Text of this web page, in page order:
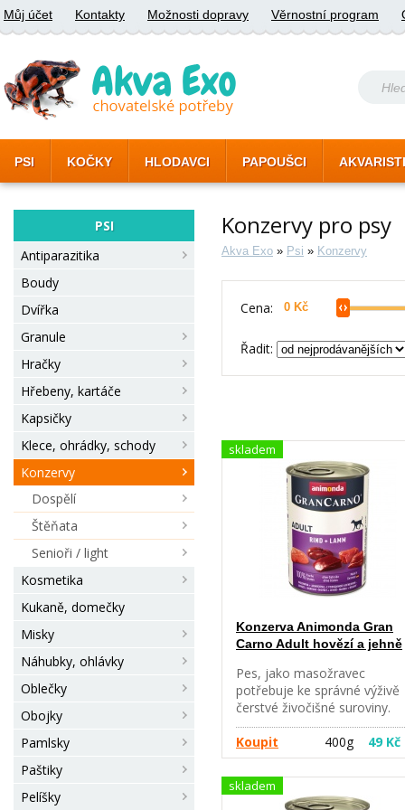
Můj účet Kontakty Možnosti dopravy Věrnostní program
PSI KOČKY HLODAVCI PAPOUŠCI
PSI
Antiparazitika
Boudy
Dvířka
Granule
Hračky
Hřebeny, kartáče
Kapsičky
Klece, ohrádky, schody
Konzervy
Dospělí
Štěňata
Senioři / light
Kosmetika
Kukaně, domečky
Misky
Náhubky, ohlávky
Oblečky
Obojky
Pamlsky
Paštiky
Pelíšky
Konzervy pro psy
Akva Exo » Psi » Konzervy
Cena:
Řadit:
skladem
Konzerva Animonda Gran
Carno Adult hovězí a jehně
Pes, jako masožravec
potřebuje ke správné výživě
čerstvé živočišné suroviny.
Proto je GranCarno
výhradně z čerstvých
živočišných surovin, jako
srdce, játra a plíce.
Nezaměnitelná masová
Koupit 400g 49 Kč
skladem